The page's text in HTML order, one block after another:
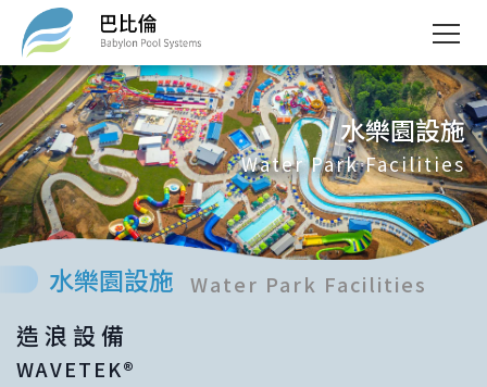
水樂園設施
Water Park Facilities
水樂園設施 Water Park Facilities
造浪設備
WAVETEK®